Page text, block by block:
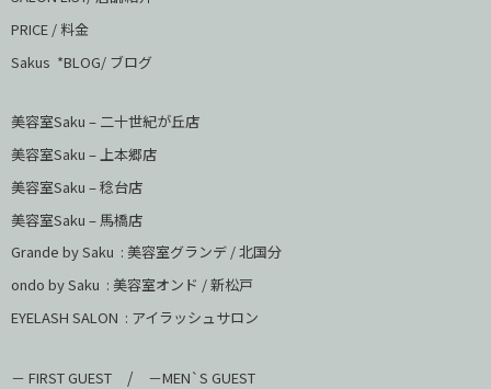
PRICE / 料金
Sakus *BLOG/ ブログ
美容室Saku – 二十世紀が丘店
美容室Saku –上本郷店
美容室Saku –稔台店
美容室Saku – 馬橋店
Grande by Saku : 美容室グランデ / 北国分
ondo by Saku : 美容室オンド / 新松戸
EYELASH SALON : アイラッシュサロン
－ FIRST GUEST / －MEN`S GUEST